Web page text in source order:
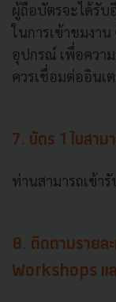
ผู้ถือบัตรจะได้รับ
ในการเข้าชมงา
อุปกรณ์ เพื่อควา
ควรเชื่อมต่ออินเ
7. บัตร 1 ใบสา
ท่านสามารถเข้า
8. ติดตามรายล
Workshops แล